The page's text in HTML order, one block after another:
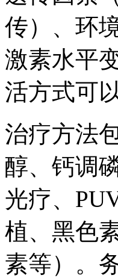
传）、环
激素水平
活方式可
治疗方法
醇、钙调
光疗、
植、黑色
素等）。